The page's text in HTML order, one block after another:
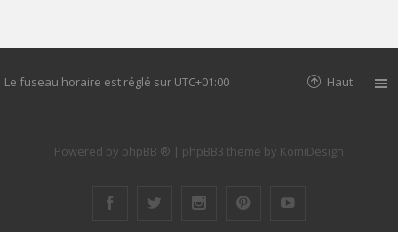
Le fuseau horaire est réglé sur UTC+01:00 Haut
Powered by phpBB ® | phpBB3 theme by KomiDesign